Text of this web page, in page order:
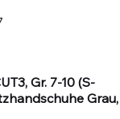
Gr. 7-10 (S-